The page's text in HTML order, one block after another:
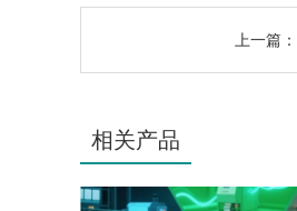
上一篇：
相关产品